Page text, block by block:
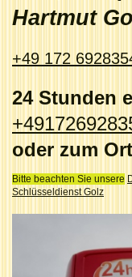
Hartmut
+49 172
24 Stunden
oder zum
Bitte beachten Sie unsere
Schlüsseldienst Golz